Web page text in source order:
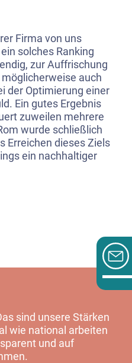
Firma von uns
solches Ranking
zur Auffrischung
auch
der Optimierung einer
Ein gutes Ergebnis
zuweilen mehrere
wurde schließlich
Erreichen dieses Ziels
ein nachhaltiger
sind unsere Stärken
wie national arbeiten
und auf